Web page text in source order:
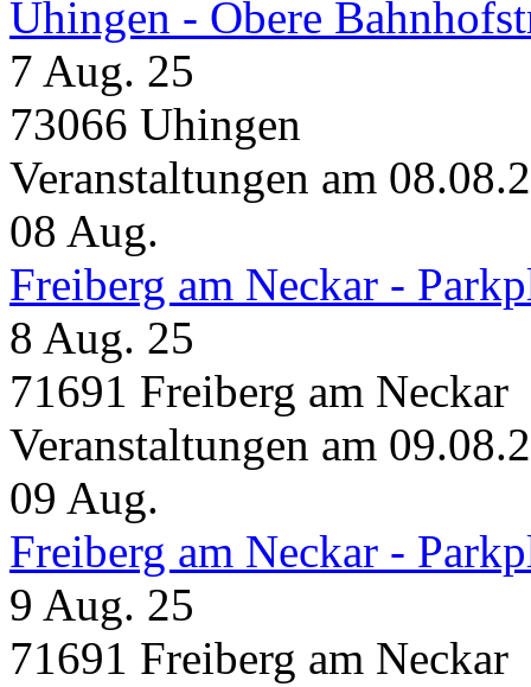
Uhingen - Obere
7 Aug. 25
73066 Uhingen
Veranstaltungen am
08 Aug.
Freiberg am Neckar -
8 Aug. 25
71691 Freiberg am Neckar
Veranstaltungen am
09 Aug.
Freiberg am Neckar -
9 Aug. 25
71691 Freiberg am Neckar